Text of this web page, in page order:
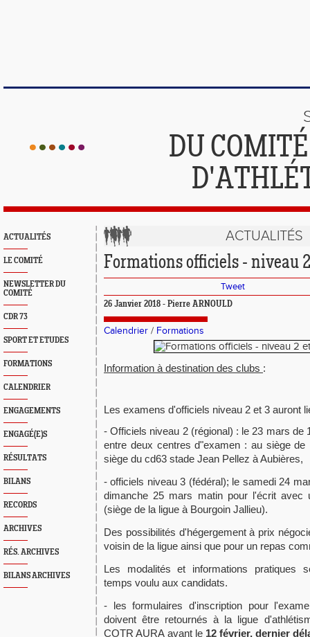
DU
ACTUALITÉS
LE COMITÉ
NEWSLETTER DU
COMITÉ
CDR 73
SPORT ET ETUDES
FORMATIONS
CALENDRIER
ENGAGEMENTS
ENGAGÉ(E)S
RÉSULTATS
BILANS
RECORDS
ARCHIVES
RÉS. ARCHIVES
BILANS ARCHIVES
ACTUALITÉS
Formations officiels - niveau
Tweet
26 Janvier 2018 - Pierre ARNOULD
Calendrier / Formations
Information à destination des clubs :
Les examens d'officiels niveau 2 et 3 auront
- Officiels niveau 2 (régional) : le 23 mars de
entre deux centres d"examen : au siège
siège du cd63 stade Jean Pellez à Aubières,
- officiels niveau 3 (fédéral); le samedi 24
dimanche 25 mars matin pour l'écrit avec
(siège de la ligue à Bourgoin Jallieu).
Des possibilités d'hégergement à prix
voisin de la ligue ainsi que pour un repas
Les modalités et informations pratiques
temps voulu aux candidats.
- les formulaires d'inscription pour
doivent être retournés à la ligue
COTR AURA avant le 12 février, dernier